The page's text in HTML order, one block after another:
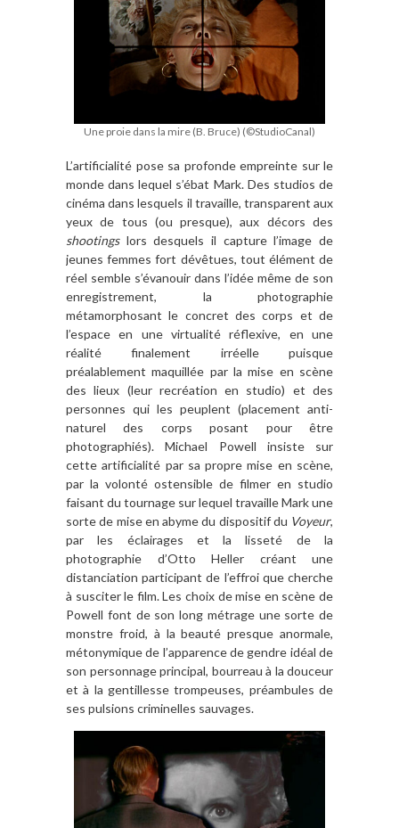
Une proie dans la mire (B. Bruce) (©StudioCanal)
L’artificialité pose sa profonde empreinte sur le
monde dans lequel s’ébat Mark. Des studios de
cinéma dans lesquels il travaille, transparent aux
yeux de tous (ou presque), aux décors des
shootingslors desquels il capture l’image de
jeunes femmes fort dévêtues, tout élément de
réel semble s’évanouir dans l’idée même de son
enregistrement, la photographie
métamorphosant le concret des corps et de
l’espace en une virtualité réflexive, en une
réalité finalement irréelle puisque
préalablement maquillée par la mise en scène
des lieux (leur recréation en studio) et des
personnes qui les peuplent (placement anti-
naturel des corps posant pour être
photographiés). Michael Powell insiste sur
cette artificialité par sa propre mise en scène,
par la volonté ostensible de filmer en studio
faisant du tournage sur lequel travaille Mark une
sorte de mise en abyme du dispositif du Voyeur,
par les éclairages et la lisseté de la
photographie d’Otto Heller créant une
distanciation participant de l’effroi que cherche
à susciter le film. Les choix de mise en scène de
Powell font de son long métrage une sorte de
monstre froid, à la beauté presque anormale,
métonymique de l’apparence de gendre idéal de
son personnage principal, bourreau à la douceur
et à la gentillesse trompeuses, préambules de
ses pulsions criminelles sauvages.